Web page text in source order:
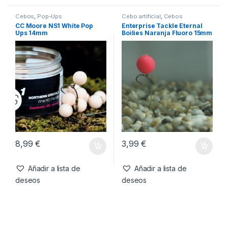
Cebos, Pop-Ups
CC Moore NS1 White Pop
Ups 14mm
8,99€
Añadir a lista de
deseos
Cebo artificial, Cebos
Enterprise Tackle Eternal
Boilies Naranja Fluoro 15mm
3,99€
Añadir a lista de
deseos